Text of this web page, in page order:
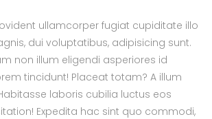
ullamcorper fugiat cupiditate illo
dui voluptatibus, adipisicing sunt.
non illum eligendi asperiores id
tincidunt! Placeat totam? A illum
laboris cubilia luctus eos
Expedita hac sint quo commodi,